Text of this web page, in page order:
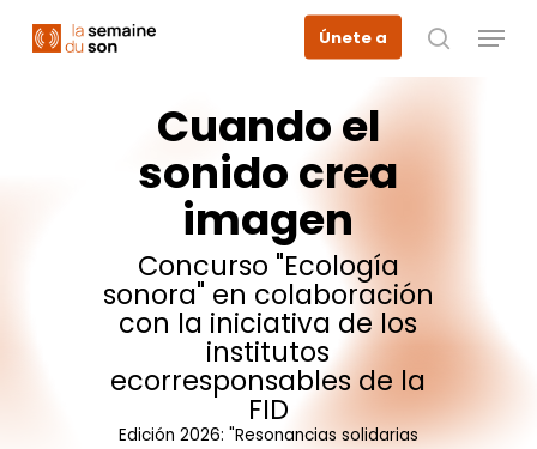
Únete a
busque en
Menu
Cuandoel
sonidocrea
imagen
Concurso "Ecología
sonora" en colaboración
con la iniciativa de los
institutos
ecorresponsables de la
FID
Edición 2026: "Resonancias solidarias